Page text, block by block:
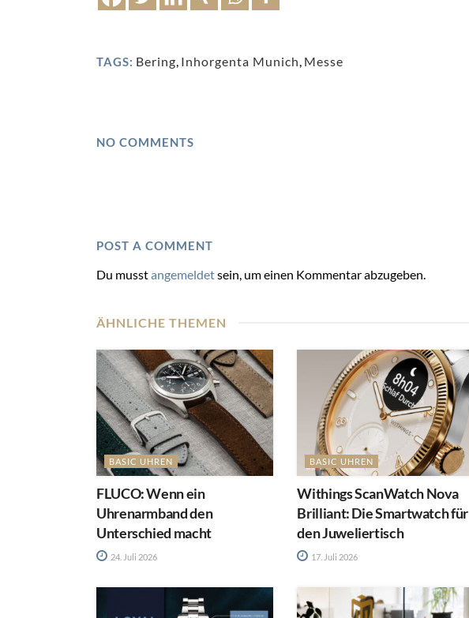
TAGS: Bering Inhorgenta Munich Messe
NO COMMENTS
POST A COMMENT
Du musstangemeldetsein, um einen Kommentar abzugeben.
ÄHNLICHE THEMEN
BASIC UHREN
FLUCO: Wenn ein
Uhrenarmband den
Unterschied macht
24. Juli 2026
BASIC UHREN
Withings ScanWatch Nova
Brilliant: Die Smartwatch für
den Juweliertisch
17. Juli 2026